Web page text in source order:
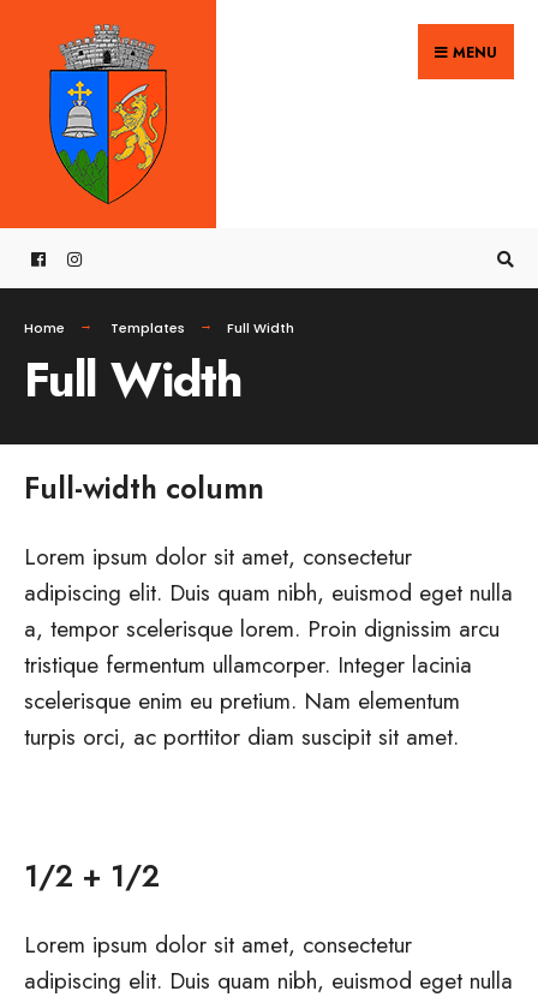
content
MENU
Home Templates Full Width
Full Width
Full-width column
Lorem ipsum dolor sit amet, consectetur
adipiscing elit. Duis quam nibh, euismod eget nulla
a, tempor scelerisque lorem. Proin dignissim arcu
tristique fermentum ullamcorper. Integer lacinia
scelerisque enim eu pretium. Nam elementum
turpis orci, ac porttitor diam suscipit sit amet.
1/2 + 1/2
Lorem ipsum dolor sit amet, consectetur
adipiscing elit. Duis quam nibh, euismod eget nulla
Search
for: